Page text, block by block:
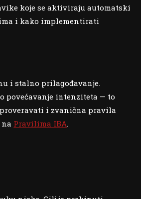
koje se aktiviraju automatski
i kako implementirati
i stalno prilagođavanje.
povećavanje intenziteta — to
i zvanična pravila
Pravilima IBA.